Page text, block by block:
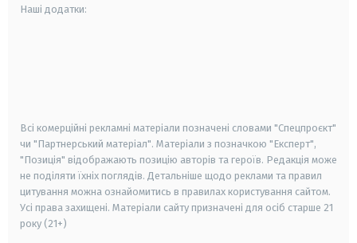
Наші додатки:
Всі комерційні рекламні матеріали позначені словами "Спецпроєкт"
чи "Партнерський матеріал". Матеріали з позначкою "Експерт",
"Позиція" відображають позицію авторів та героїв. Редакція може
не поділяти їхніх поглядів. Детальніше щодо реклами та правил
цитування можна ознайомитись в правилах користування сайтом.
Усі права захищені. Матеріали сайту призначені для осіб старше 21
року (21+)